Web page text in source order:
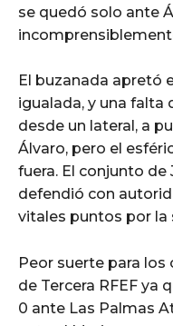
se quedó solo ante
El buzanada apretó
igualada, y una falta
desde un lateral, a
Álvaro, pero el
fuera. El conjunto de
defendió con
vitales puntos por la
Peor suerte para
de Tercera RFEF ya
0 ante Las Palmas